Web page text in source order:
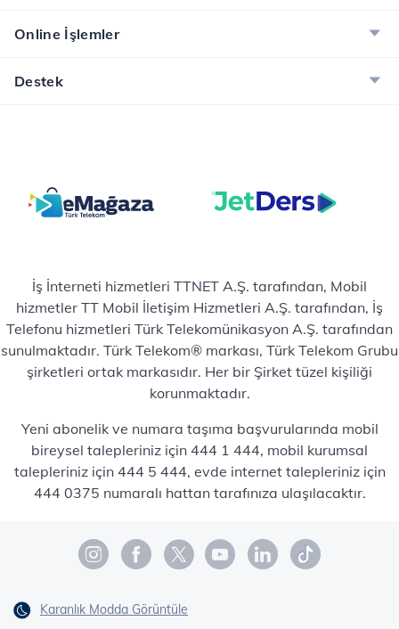
Online İşlemler
Destek
İş İnterneti hizmetleri TTNET A.Ş. tarafından, Mobil
hizmetler TT Mobil İletişim Hizmetleri A.Ş. tarafından, İş
Telefonu hizmetleri Türk Telekomünikasyon A.Ş. tarafından
sunulmaktadır. Türk Telekom® markası, Türk Telekom Grubu
şirketleri ortak markasıdır. Her bir Şirket tüzel kişiliği
korunmaktadır.
Yeni abonelik ve numara taşıma başvurularında mobil
bireysel talepleriniz için 444 1 444, mobil kurumsal
talepleriniz için 444 5 444, evde internet talepleriniz için
444 0375 numaralı hattan tarafınıza ulaşılacaktır.
Karanlık Modda Görüntüle